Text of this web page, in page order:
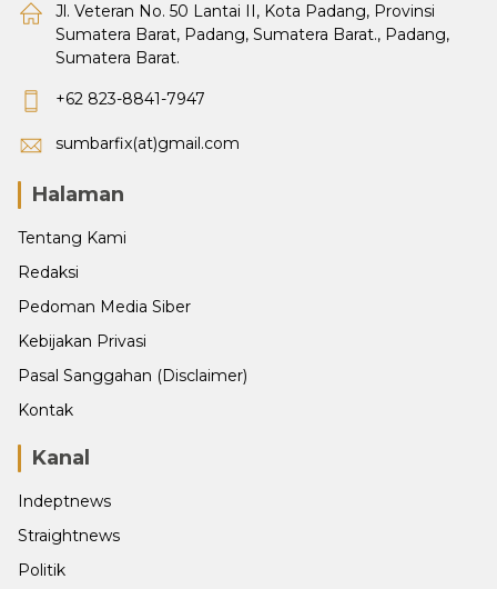
Jl. Veteran No. 50 Lantai II, Kota Padang, Provinsi
Sumatera Barat, Padang, Sumatera Barat., Padang,
Sumatera Barat.
+62 823-8841-7947
sumbarfix(at)gmail.com
Halaman
Tentang Kami
Redaksi
Pedoman Media Siber
Kebijakan Privasi
Pasal Sanggahan (Disclaimer)
Kontak
Kanal
Indeptnews
Straightnews
Politik